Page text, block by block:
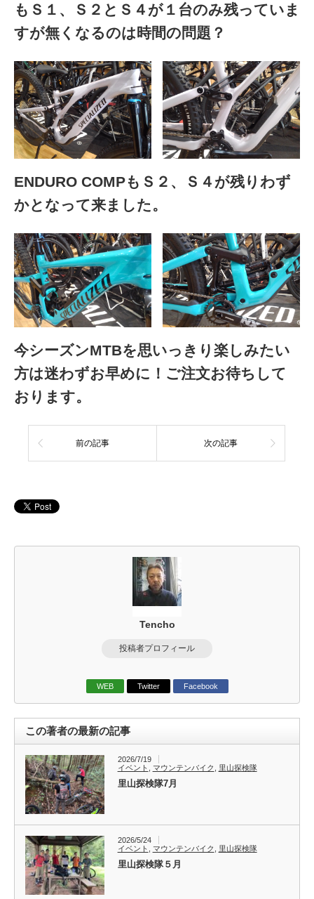
もＳ１、Ｓ２とＳ４が１台のみ残っていま
すが無くなるのは時間の問題？
ENDURO COMPもＳ２、Ｓ４が残りわず
かとなって来ました。
今シーズンMTBを思いっきり楽しみたい
方は迷わずお早めに！ご注文お待ちして
おります。
前の記事 次の記事
Tencho
投稿者プロフィール
WEB Twitter Facebook
この著者の最新の記事
2026/7/19
イベント
マウンテンバイク 里山探検隊
里山探検隊7月
2026/5/24
イベント
マウンテンバイク 里山探検隊
里山探検隊５月